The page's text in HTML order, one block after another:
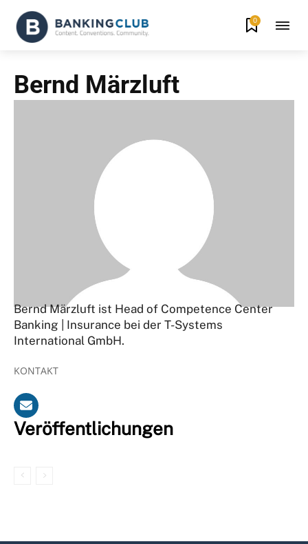
0
Bernd Märzluft
Bernd Märzluft ist Head of Competence Center
Banking | Insurance bei der T-Systems
International GmbH.
KONTAKT
Veröffentlichungen